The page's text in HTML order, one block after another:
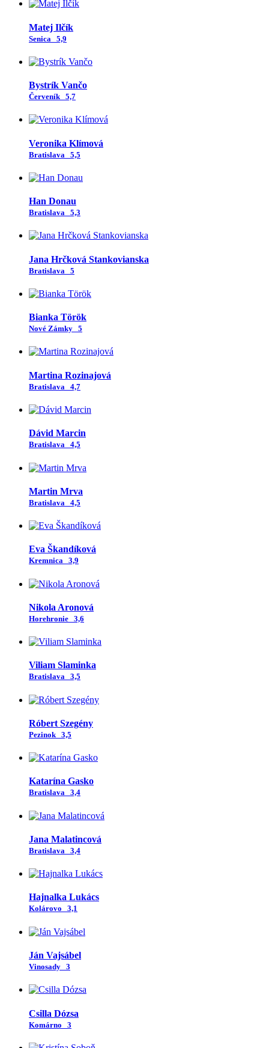
Matej Ilčík
Senica 5,9
Bystrík Vančo
Červeník 5,7
Veronika Klímová
Bratislava 5,5
Han Donau
Bratislava 5,3
Jana Hrčková Stankovianska
Bratislava 5
Bianka Török
Nové Zámky 5
Martina Rozinajová
Bratislava 4,7
Dávid Marcin
Bratislava 4,5
Martin Mrva
Bratislava 4,5
Eva Škandíková
Kremnica 3,9
Nikola Aronová
Horehronie 3,6
Viliam Slaminka
Bratislava 3,5
Róbert Szegény
Pezinok 3,5
Katarína Gasko
Bratislava 3,4
Jana Malatincová
Bratislava 3,4
Hajnalka Lukács
Kolárovo 3,1
Ján Vajsábel
Vinosady 3
Csilla Dózsa
Komárno 3